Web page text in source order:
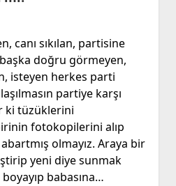
canı sıkılan, partisine
doğru görmeyen,
isteyen herkes parti
partiye karşı
ki tüzüklerini
fotokopilerini alıp
olmayız. Araya bir
yeni diye sunmak
babasına…